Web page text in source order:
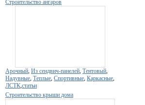
Строительство ангаров
Арочный, Из сендвич-панелей, Тентовый,
Надувные, Теплые, Спортивные, Каркасные,
ЛСТК,статьи
Строительство крыши дома